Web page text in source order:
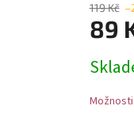
119 Kč
89
cena: